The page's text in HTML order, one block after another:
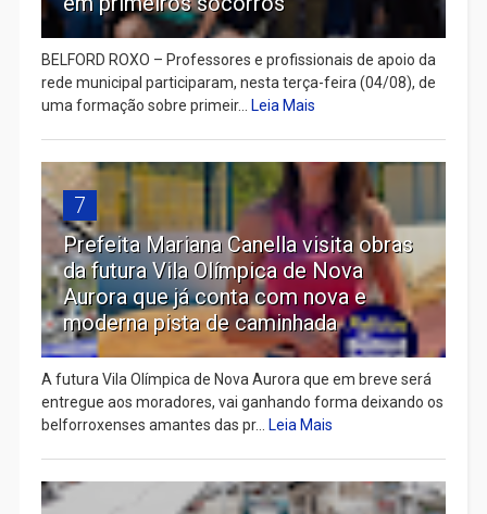
BELFORD ROXO – Professores e profissionais de apoio da
rede municipal participaram, nesta terça-feira (04/08), de
uma formação sobre primeir... Leia Mais
7
Prefeita Mariana Canella visita obras
da futura Vila Olímpica de Nova
Aurora que já conta com nova e
moderna pista de caminhada
A futura Vila Olímpica de Nova Aurora que em breve será
entregue aos moradores, vai ganhando forma deixando os
belforroxenses amantes das pr... Leia Mais